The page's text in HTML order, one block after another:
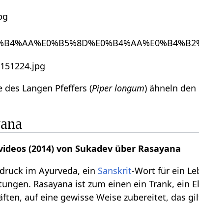
Langen Pfeffers (Piper longum) ähneln den
(2014) von Sukadev über Rasayana
im Ayurveda, ein Sanskrit-Wort für ein
Rasayana ist zum einen ein Trank, ein
auf eine gewisse Weise zubereitet, das